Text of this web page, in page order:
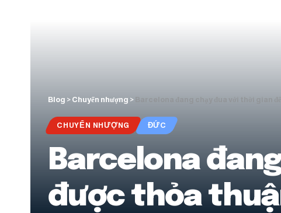
Blog > Chuyển nhượng >
CHUYỂN NHƯỢNG ĐỨC
Barcelona
được thỏa